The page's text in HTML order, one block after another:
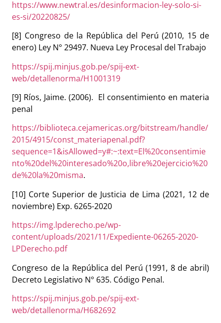
https://www.newtral.es/desinformacion-ley-solo-si-
es-si/20220825/
[8] Congreso de la República del Perú (2010, 15 de
enero) Ley N° 29497. Nueva Ley Procesal del Trabajo
https://spij.minjus.gob.pe/spij-ext-
web/detallenorma/H1001319
[9] Ríos, Jaime. (2006). El consentimiento en materia
penal
https://biblioteca.cejamericas.org/bitstream/handle/
2015/4915/const_materiapenal.pdf?
sequence=1&isAllowed=y#:~:text=El%20consentimie
nto%20del%20interesado%20o,libre%20ejercicio%20
de%20la%20misma.
[10] Corte Superior de Justicia de Lima (2021, 12 de
noviembre) Exp. 6265-2020
https://img.lpderecho.pe/wp-
content/uploads/2021/11/Expediente-06265-2020-
LPDerecho.pdf
Congreso de la República del Perú (1991, 8 de abril)
Decreto Legislativo N° 635. Código Penal.
https://spij.minjus.gob.pe/spij-ext-
web/detallenorma/H682692